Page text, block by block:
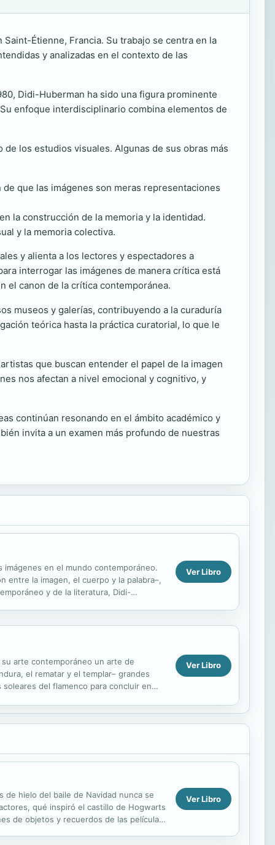
Étienne, Francia. Su trabajo se centra en la
y analizadas en el contexto de las
Didi-Huberman ha sido una figura prominente
enfoque interdisciplinario combina elementos de
los estudios visuales. Algunas de sus obras más
que las imágenes son meras representaciones
la construcción de la memoria y la identidad.
y la memoria colectiva.
y alienta a los lectores y espectadores a
interrogar las imágenes de manera crítica está
el canon de la crítica contemporánea.
museos y galerías, contribuyendo a la curaduría
teórica hasta la práctica curatorial, lo que le
que buscan entender el papel de la imagen
nos afectan a nivel emocional y cognitivo, y
continúan resonando en el ámbito académico y
invita a un examen más profundo de nuestras
en el mundo contemporáneo.
entre la imagen, el cuerpo y la palabra–,
y de la literatura, Didi-
Ver Libro
arte contemporáneo un arte de
el rematar y el templar– grandes
del flamenco para concluir en
Ver Libro
hielo del baile de Navidad nunca se
qué inspiró el castillo de Hogwarts
de objetos y recuerdos de las películas,
Ver Libro